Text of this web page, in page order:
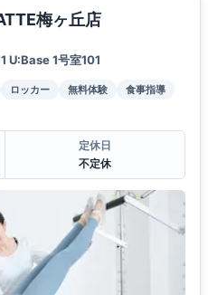
梅ヶ丘店
U:Base 1号室101
ロッカー 無料体験
食事指導
定休日
不定休